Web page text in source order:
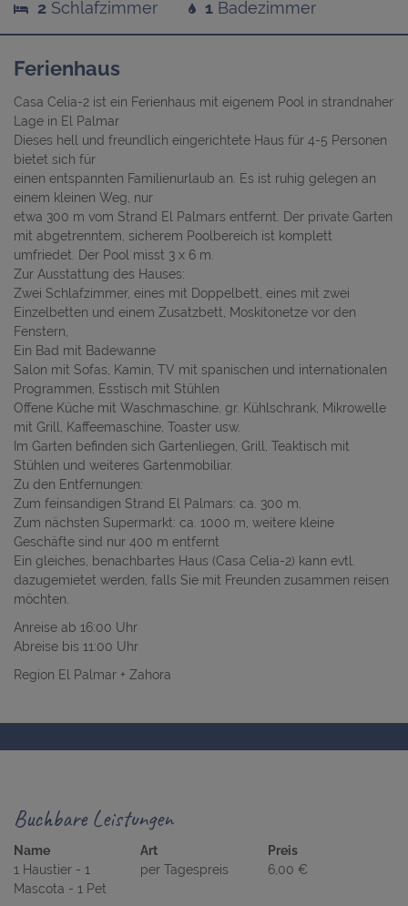
2 Schlafzimmer 1 Badezimmer
Ferienhaus
Casa Celia-2 ist ein Ferienhaus mit eigenem Pool in strandnaher
Lage in El Palmar
Dieses hell und freundlich eingerichtete Haus für 4-5 Personen
bietet sich für
einen entspannten Familienurlaub an. Es ist ruhig gelegen an
einem kleinen Weg, nur
etwa 300 m vom Strand El Palmars entfernt. Der private Garten
mit abgetrenntem, sicherem Poolbereich ist komplett
umfriedet. Der Pool misst 3 x 6 m.
Zur Ausstattung des Hauses:
Zwei Schlafzimmer, eines mit Doppelbett, eines mit zwei
Einzelbetten und einem Zusatzbett, Moskitonetze vor den
Fenstern,
Ein Bad mit Badewanne
Salon mit Sofas, Kamin, TV mit spanischen und internationalen
Programmen, Esstisch mit Stühlen
Offene Küche mit Waschmaschine, gr. Kühlschrank, Mikrowelle
mit Grill, Kaffeemaschine, Toaster usw.
Im Garten befinden sich Gartenliegen, Grill, Teaktisch mit
Stühlen und weiteres Gartenmobiliar.
Zu den Entfernungen:
Zum feinsandigen Strand El Palmars: ca. 300 m.
Zum nächsten Supermarkt: ca. 1000 m, weitere kleine
Geschäfte sind nur 400 m entfernt
Ein gleiches, benachbartes Haus (Casa Celia-2) kann evtl.
dazugemietet werden, falls Sie mit Freunden zusammen reisen
möchten.
Anreise ab 16:00 Uhr
Abreise bis 11:00 Uhr
Region El Palmar + Zahora
Buchbare Leistungen
Name
1 Haustier - 1
Mascota - 1 Pet
Art
per Tagespreis
Preis
6,00 €